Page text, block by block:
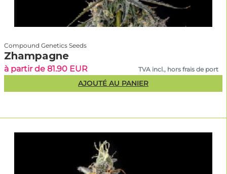
Compound Genetics Seeds
Zhampagne
à partir de 81.90 EUR TVA incl., hors frais de port
AJOUTÉ AU PANIER